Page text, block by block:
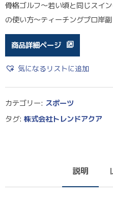
骨格ゴルフ～若い頃と同じスイ
の使い方～ティーチングプロ
商品詳細ページ
気になるリストに追加
カテゴリー: スポーツ
タグ: 株式会社トレンドアクア
説明